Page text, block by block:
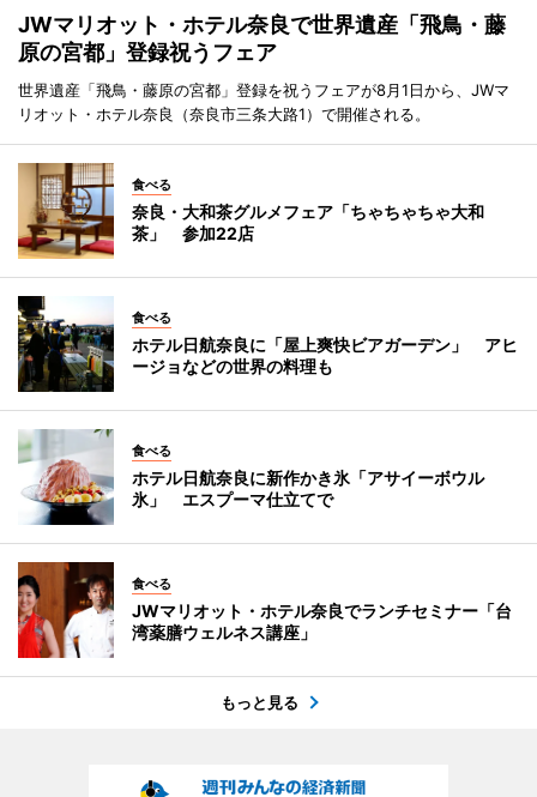
JWマリオット・ホテル奈良で世界遺産「飛鳥・藤
原の宮都」登録祝うフェア
世界遺産「飛鳥・藤原の宮都」登録を祝うフェアが8月1日から、JWマ
リオット・ホテル奈良（奈良市三条大路1）で開催される。
食べる
奈良・大和茶グルメフェア「ちゃちゃちゃ大和
茶」 参加22店
食べる
ホテル日航奈良に「屋上爽快ビアガーデン」 アヒ
ージョなどの世界の料理も
食べる
ホテル日航奈良に新作かき氷「アサイーボウル
氷」 エスプーマ仕立てで
食べる
JWマリオット・ホテル奈良でランチセミナー「台
湾薬膳ウェルネス講座」
もっと見る